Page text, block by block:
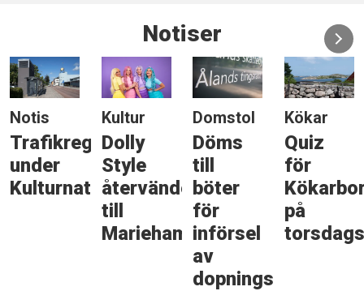
Notiser
Notis
Trafikreglering
under
Kulturnatten
Kultur
Dolly
Style
återvänder
till
Mariehamn
Domstol
Döms
till
böter
för
införsel
av
dopningsmedel
Kökar
Quiz
för
på